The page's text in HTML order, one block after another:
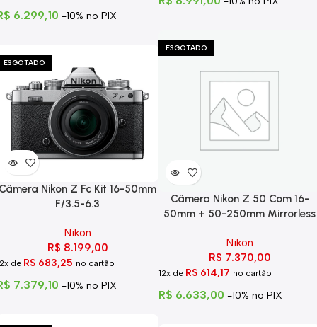
6.299,10 -10% no PIX
ESGOTADO
Câmera Nikon Z 50 Com 16-
50mm + 50-250mm Mirrorless
Nikon
R$ 7.370,00
12x de R$ 614,17 no cartão
R$ 6.633,00 -10% no PIX
ESGOTADO
Nikon Z Fc Kit 16-50mm
F/3.5-6.3
Nikon
R$ 8.199,00
de R$ 683,25 no cartão
7.379,10 -10% no PIX